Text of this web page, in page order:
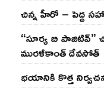
చిన్న హీరో – పెద్ద
“సూర్య బి పాజిటివ్”
మురళీకాంత్ దేవసోత్
భయానికి కొత్త